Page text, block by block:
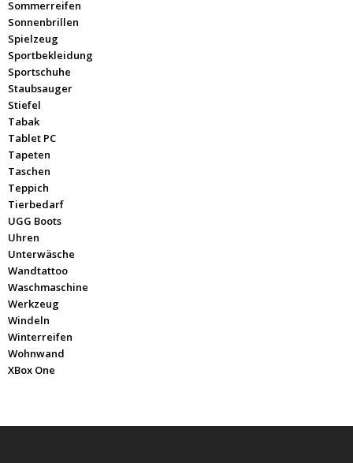
Sommerreifen
Sonnenbrillen
Spielzeug
Sportbekleidung
Sportschuhe
Staubsauger
Stiefel
Tabak
Tablet PC
Tapeten
Taschen
Teppich
Tierbedarf
UGG Boots
Uhren
Unterwäsche
Wandtattoo
Waschmaschine
Werkzeug
Windeln
Winterreifen
Wohnwand
XBox One